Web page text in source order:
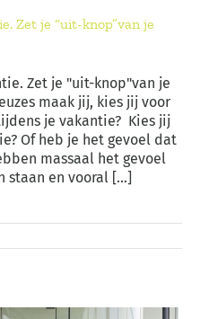
Zet je “uit-knop”van je
Zet je "uit-knop"van je
maak jij, kies jij voor
je vakantie? Kies jij
Of heb je het gevoel dat
massaal het gevoel
en vooral [...]